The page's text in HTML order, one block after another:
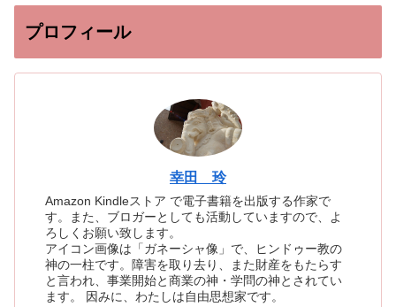
プロフィール
幸田 玲
Amazon Kindleストア で電子書籍を出版する作家で
す。また、ブロガーとしても活動していますので、よ
ろしくお願い致します。
アイコン画像は「ガネーシャ像」で、ヒンドゥー教の
神の一柱です。障害を取り去り、また財産をもたらす
と言われ、事業開始と商業の神・学問の神とされてい
ます。 因みに、わたしは自由思想家です。